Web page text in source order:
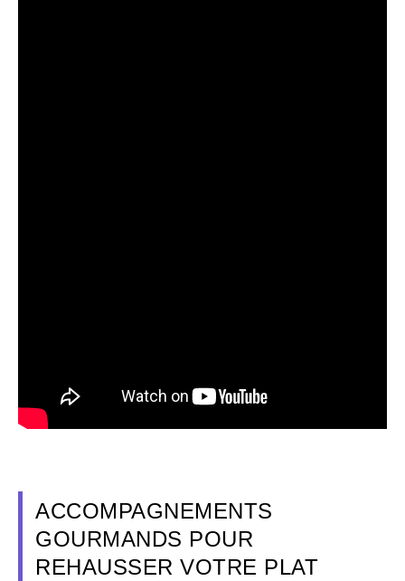
ACCOMPAGNEMENTS
GOURMANDS POUR
REHAUSSER VOTRE PLAT